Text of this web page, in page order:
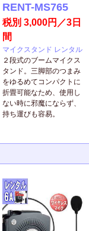
RENT-MS765
税別 3,000円／3日
間
マイクスタンド レンタル
２段式のブームマイクス
タンド。三脚部のつまみ
をゆるめてコンパクトに
折畳可能なため、使用し
ない時に邪魔にならず、
持ち運びも容易。